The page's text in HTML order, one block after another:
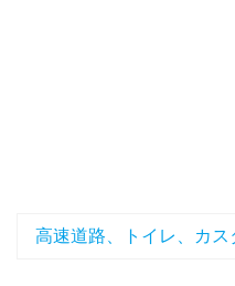
高速道路、トイレ、カス